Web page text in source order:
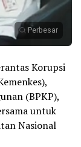
Perbesar
Korupsi
(BPKP),
untuk
Nasional